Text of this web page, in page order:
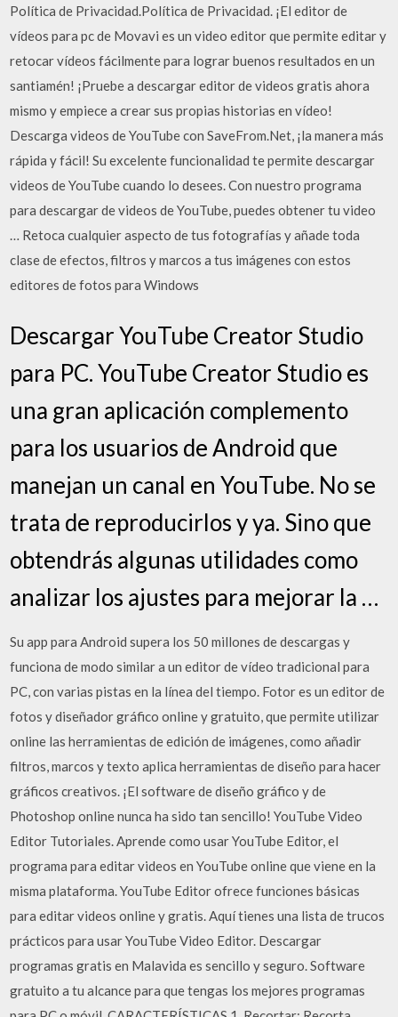
Política de Privacidad.Política de Privacidad. ¡El editor de
vídeos para pc de Movavi es un video editor que permite editar y
retocar vídeos fácilmente para lograr buenos resultados en un
santiamén! ¡Pruebe a descargar editor de videos gratis ahora
mismo y empiece a crear sus propias historias en vídeo!
Descarga videos de YouTube con SaveFrom.Net, ¡la manera más
rápida y fácil! Su excelente funcionalidad te permite descargar
videos de YouTube cuando lo desees. Con nuestro programa
para descargar de videos de YouTube, puedes obtener tu video
… Retoca cualquier aspecto de tus fotografías y añade toda
clase de efectos, filtros y marcos a tus imágenes con estos
editores de fotos para Windows
Descargar YouTube Creator Studio
para PC. YouTube Creator Studio es
una gran aplicación complemento
para los usuarios de Android que
manejan un canal en YouTube. No se
trata de reproducirlos y ya. Sino que
obtendrás algunas utilidades como
analizar los ajustes para mejorar la …
Su app para Android supera los 50 millones de descargas y
funciona de modo similar a un editor de vídeo tradicional para
PC, con varias pistas en la línea del tiempo. Fotor es un editor de
fotos y diseñador gráfico online y gratuito, que permite utilizar
online las herramientas de edición de imágenes, como añadir
filtros, marcos y texto aplica herramientas de diseño para hacer
gráficos creativos. ¡El software de diseño gráfico y de
Photoshop online nunca ha sido tan sencillo! YouTube Video
Editor Tutoriales. Aprende como usar YouTube Editor, el
programa para editar videos en YouTube online que viene en la
misma plataforma. YouTube Editor ofrece funciones básicas
para editar videos online y gratis. Aquí tienes una lista de trucos
prácticos para usar YouTube Video Editor. Descargar
programas gratis en Malavida es sencillo y seguro. Software
gratuito a tu alcance para que tengas los mejores programas